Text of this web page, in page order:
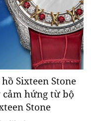
Sixteen Stone
hứng từ bộ
Stone